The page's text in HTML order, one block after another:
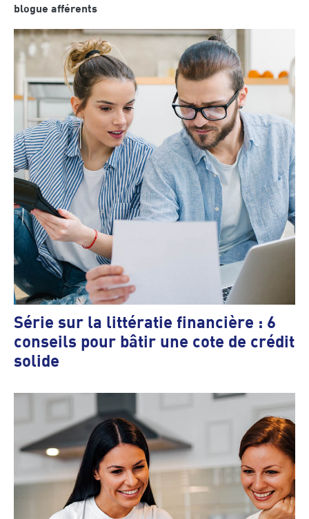
blogue afférents
Série sur la littératie financière : 6
conseils pour bâtir une cote de crédit
solide